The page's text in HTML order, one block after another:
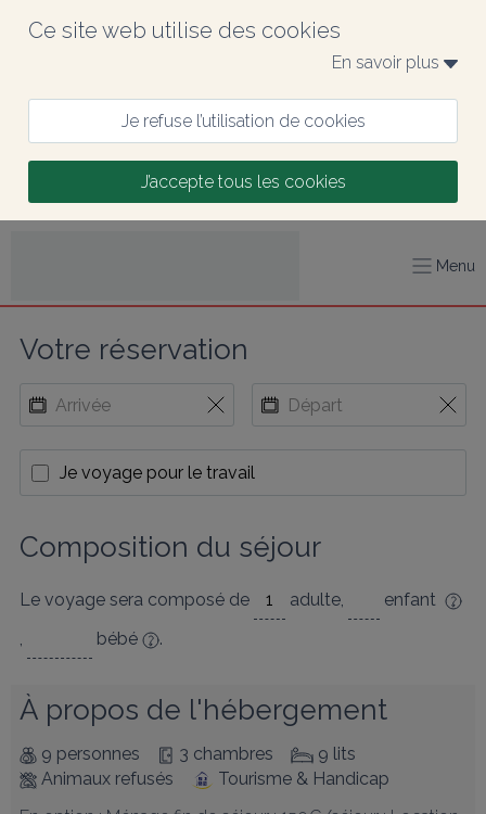
Ce site web utilise des cookies
En savoir plus
Je refuse l’utilisation de cookies
J’accepte tous les cookies
Menu
Votre réservation
Je voyage pour le travail
Composition du séjour
Le voyage sera composé de adulte,
enfant
,
bébé .
À propos de l'hébergement
9 personnes 3 chambres
9 lits
Animaux refusés
Tourisme & Handicap